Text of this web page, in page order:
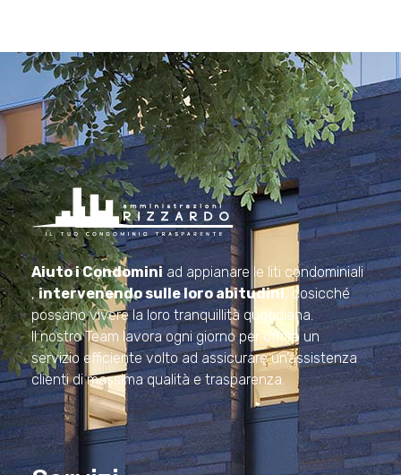
Amministrazioni Rizzardo
Il tuo condominio trasparente
Aiuto i Condominiad appianare le liti condominiali
,intervenendo sulle loro abitudini, cosicché
possano vivere la loro tranquillità quotidiana.
Il nostro Team lavora ogni giorno per offrire un
servizio efficiente volto ad assicurare un’assistenza
clienti di massima qualità e trasparenza.